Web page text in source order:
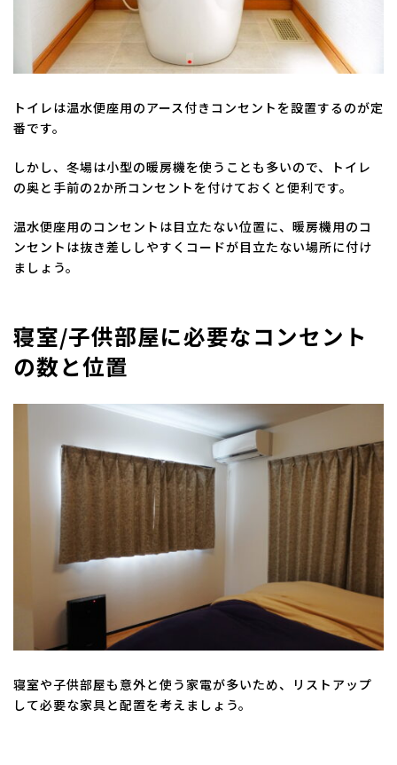
トイレは温水便座用のアース付きコンセントを設置するのが定
番です。
しかし、冬場は小型の暖房機を使うことも多いので、トイレ
の奥と手前の2か所コンセントを付けておくと便利です。
温水便座用のコンセントは目立たない位置に、暖房機用のコ
ンセントは抜き差ししやすくコードが目立たない場所に付け
ましょう。
寝室/子供部屋に必要なコンセント
の数と位置
寝室や子供部屋も意外と使う家電が多いため、リストアップ
して必要な家具と配置を考えましょう。